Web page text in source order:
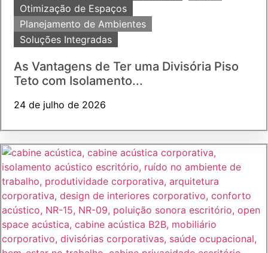
Otimização de Espaços
Planejamento de Ambientes
Soluções Integradas
As Vantagens de Ter uma Divisória Piso
Teto com Isolamento...
24 de julho de 2026